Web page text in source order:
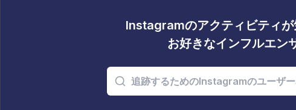
Instagramのアクティビティ
お好きなインフルエン